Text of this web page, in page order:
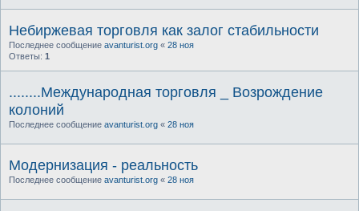
Небиржевая торговля как залог стабильности
Последнее сообщение avanturist.org « 28 ноя
Ответы: 1
........Международная торговля _ Возрождение
колоний
Последнее сообщение avanturist.org « 28 ноя
Модернизация - реальность
Последнее сообщение avanturist.org « 28 ноя